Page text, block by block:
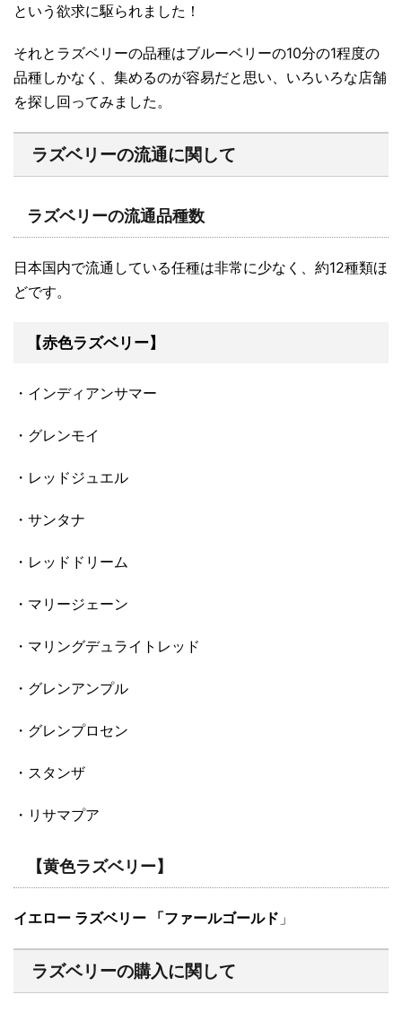
という欲求に駆られました！
それとラズベリーの品種はブルーベリーの10分の1程度の
品種しかなく、集めるのが容易だと思い、いろいろな店舗
を探し回ってみました。
ラズベリーの流通に関して
ラズベリーの流通品種数
日本国内で流通している任種は非常に少なく、約12種類ほ
どです。
【赤色ラズベリー】
・インディアンサマー
・グレンモイ
・レッドジュエル
・サンタナ
・レッドドリーム
・マリージェーン
・マリングデュライトレッド
・グレンアンプル
・グレンプロセン
・スタンザ
・リサマプア
【黄色ラズベリー】
イエロー ラズベリー 「ファールゴールド 」
ラズベリーの購入に関して